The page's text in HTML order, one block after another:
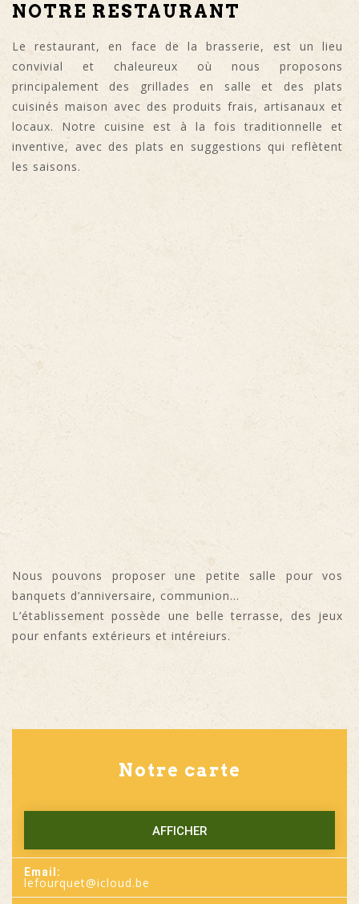
NOTRE RESTAURANT
Le restaurant, en face de la brasserie, est un lieu
convivial et chaleureux où nous proposons
principalement des grillades en salle et des plats
cuisinés maison avec des produits frais, artisanaux et
locaux. Notre cuisine est à la fois traditionnelle et
inventive, avec des plats en suggestions qui reflètent
les saisons.
Nous pouvons proposer une petite salle pour vos
banquets d’anniversaire, communion…
L’établissement possède une belle terrasse, des jeux
pour enfants extérieurs et intéreiurs.
Notre carte
AFFICHER
Email:
lefourquet@icloud.be